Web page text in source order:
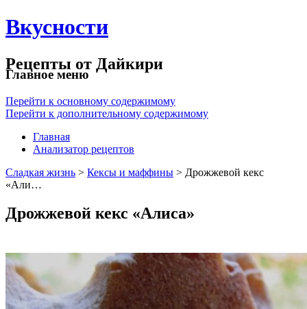
Вкусности
Рецепты от Дайкири
Главное меню
Перейти к основному содержимому
Перейти к дополнительному содержимому
Главная
Анализатор рецептов
Сладкая жизнь > Кексы и маффины > Дрожжевой кекс
«Али…
Дрожжевой кекс «Алиса»